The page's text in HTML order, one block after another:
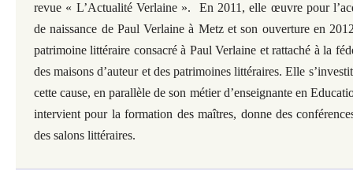
revue « L’Actualité Verlaine ».
En 2011, elle œuvre pour
de naissance de Paul Verlaine à Metz et son ouverture en
patrimoine littéraire consacré à Paul Verlaine et rattaché à la
des maisons d’auteur et des patrimoines littéraires. Elle
cette cause, en parallèle de son métier d’enseignante en
intervient pour la formation des maîtres, donne des
des salons littéraires.